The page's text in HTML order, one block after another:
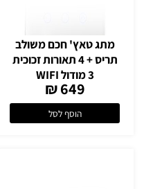
מתג טאץ' חכם משולב
תריס + 4 תאורות זכוכית
3 מודול WIFI
649 ₪
הוסף לסל